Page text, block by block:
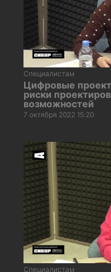
Специалистам
Цифровые
риски
возможностей
7 октября 2022 15:20
Специалистам